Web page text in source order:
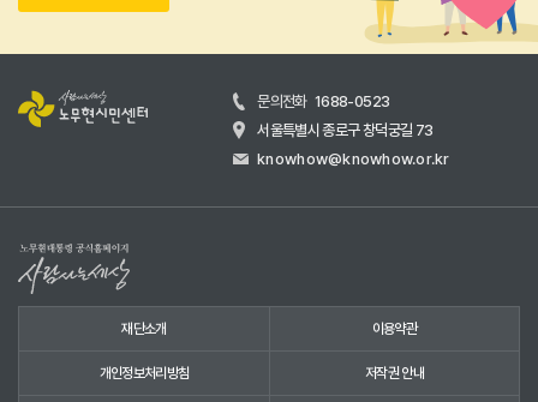
문의전화 1688-0523
서울특별시 종로구 창덕궁길 73
knowhow@knowhow.or.kr
재단소개 이용약관
개인정보처리방침 저작권 안내